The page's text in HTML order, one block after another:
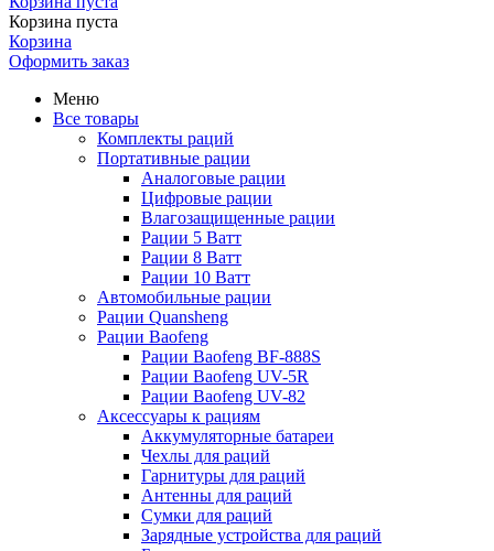
Корзина пуста
Корзина
Оформить заказ
Меню
Все товары
Комплекты раций
Портативные рации
Аналоговые рации
Цифровые рации
Влагозащищенные рации
Рации 5 Ватт
Рации 8 Ватт
Рации 10 Ватт
Автомобильные рации
Рации Quansheng
Рации Baofeng
Рации Baofeng BF-888S
Рации Baofeng UV-5R
Рации Baofeng UV-82
Аксессуары к рациям
Аккумуляторные батареи
Чехлы для раций
Гарнитуры для раций
Антенны для раций
Сумки для раций
Зарядные устройства для раций